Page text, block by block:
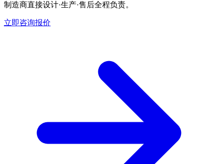
制造商直接设计·生产·售后全程负责。
立即咨询报价